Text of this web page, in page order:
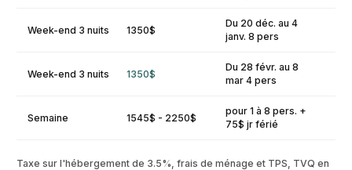
Week-end 3 nuits 1350$
Du 20 déc. au 4
janv. 8 pers
Week-end 3 nuits 1350$
Du 28 févr. au 8
mar 4 pers
Semaine 1545$ - 2250$
pour 1 à 8 pers. +
75$ jr férié
Taxe sur l'hébergement de 3.5%, frais de ménage et TPS, TVQ en